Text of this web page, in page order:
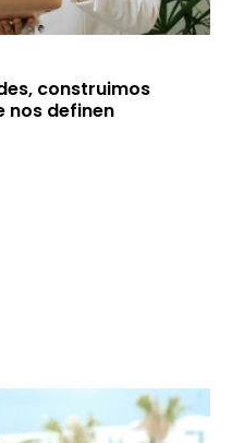
construimos
nos definen